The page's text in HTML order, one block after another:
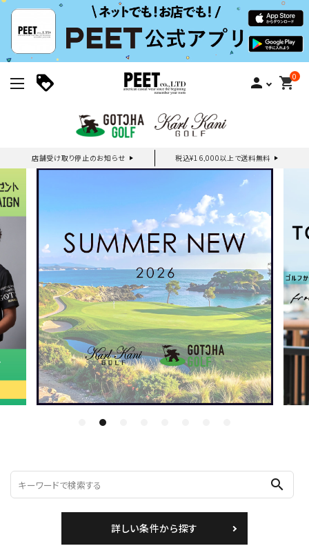
person 0
shopping_cart
店舗受け取り停止のお知らせ 税込¥16,000以上で送料無料
新規会員登録｜ログイン
ご利用ガイド
search
ブランドメニュー
新商品
ニュース・特集
ランキング
search
詳しい条件から探す